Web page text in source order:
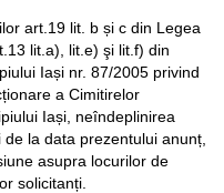
art.19 lit. b și c din Legea
lit.a), lit.e) şi lit.f) din
Iași nr. 87/2005 privind
a Cimitirelor
Iași, neîndeplinirea
la data prezentului anunț,
asupra locurilor de
solicitanți.